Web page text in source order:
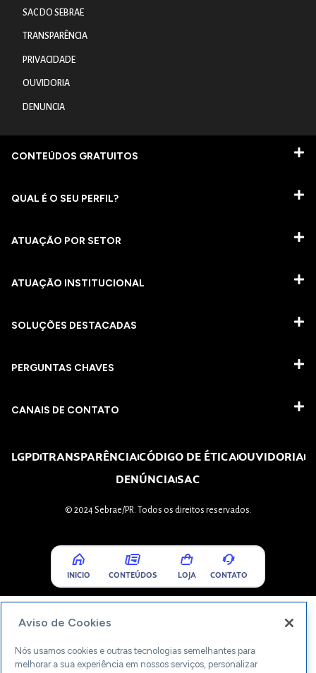
SAC DO SEBRAE
TRANSPARÊNCIA
PRIVACIDADE
OUVIDORIA
DENUNCIA
CONTEÚDOS GRATUITOS
QUAL É O SEU PERFIL?
ATUAÇÃO POR SETOR
ATUAÇÃO INSTITUCIONAL
SOLUÇÕES DESTACADAS
PERGUNTAS CHAVES​
CANAIS DE CONTATO
LGPDTRANSPARÊNCIACÓDIGO DE ÉTICAOUVIDORIA
DENÚNCIASAC
© 2024 Sebrae/PR. Todos os direitos reservados.
INICIO CONTEÚDOS LOJA CONTATO
Aviso de Cookies
Nós usamos cookies e outras tecnologias semelhantes para
melhorar a sua experiência em nossos serviços, personalizar